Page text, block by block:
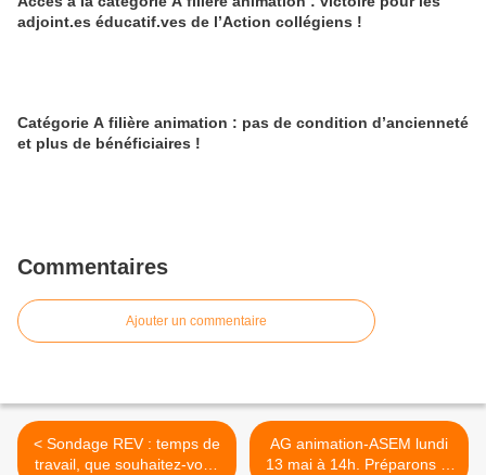
adjoint.es éducatif.ves de l’Action collégiens !
Catégorie A filière animation : pas de condition d’ancienneté
et plus de bénéficiaires !
Commentaires
Ajouter un commentaire
< Sondage REV : temps de
travail, que souhaitez-vous
AG animation-ASEM lundi
13 mai à 14h. Préparons la